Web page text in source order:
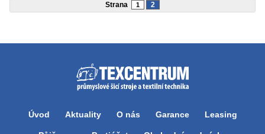
Strana 1 2
Úvod Aktuality O nás Garance Leasing